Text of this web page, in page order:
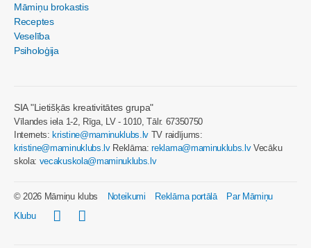
Māmiņu brokastis
Receptes
Veselība
Psiholoģija
SIA "Lietišķās kreativitātes grupa"
Vīlandes iela 1-2, Rīga, LV - 1010, Tālr. 67350750
Internets:kristine@maminuklubs.lv TV raidījums:
kristine@maminuklubs.lvReklāma:reklama@maminuklubs.lvVecāku
skola: vecakuskola@maminuklubs.lv
© 2026 Māmiņu klubs Noteikumi Reklāma portālā
Par Māmiņu
Klubu